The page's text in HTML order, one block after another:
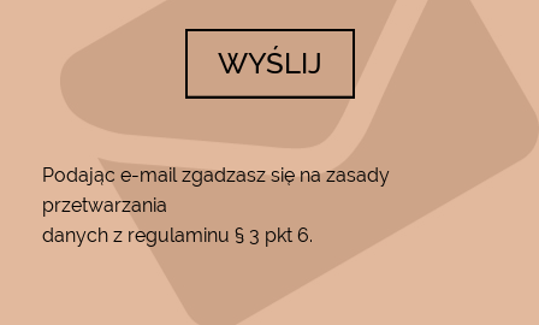
WYŚLIJ
Podając e-mail zgadzasz się na zasady
przetwarzania
danych z regulaminu § 3 pkt 6.